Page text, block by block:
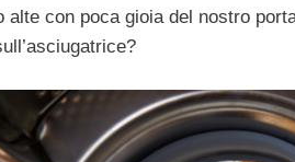
alte con poca gioia del nostro